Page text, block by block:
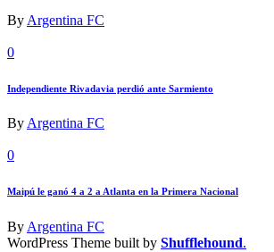
By Argentina FC
0
Independiente Rivadavia perdió ante Sarmiento
ByArgentina FC
0
Maipú le ganó 4 a 2 a Atlanta en la Primera Nacional
ByArgentina FC
WordPress Theme built by Shufflehound.